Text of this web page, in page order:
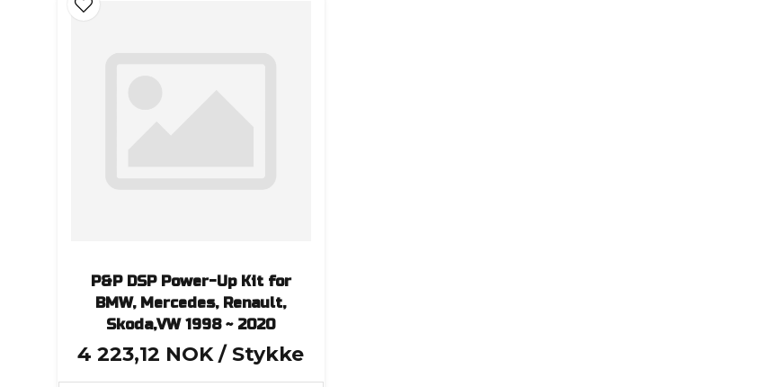
P&P DSP Power-Up Kit for
BMW, Mercedes, Renault,
Skoda,VW 1998 ~ 2020
4 223,12 NOK / Stykke